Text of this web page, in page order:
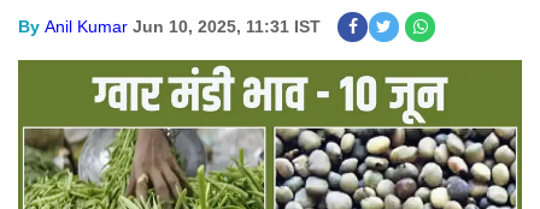
By Anil Kumar Jun 10, 2025, 11:31 IST